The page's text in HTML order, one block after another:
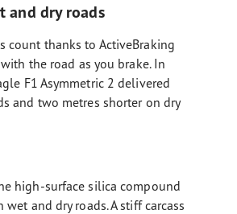
and dry roads
count thanks to ActiveBraking
the road as you brake. In
F1 Asymmetric 2 delivered
and two metres shorter on dry
high-surface silica compound
and dry roads. A stiff carcass